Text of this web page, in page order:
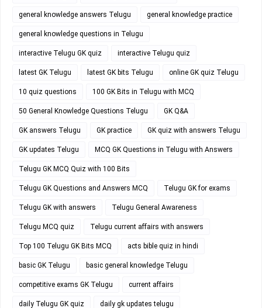
general knowledge answers Telugu general knowledge practice
general knowledge questions in Telugu
interactive Telugu GK quiz interactive Telugu quiz
latest GK Telugu latest GK bits Telugu online GK quiz Telugu
10 quiz questions 100 GK Bits in Telugu with MCQ
50 General Knowledge Questions Telugu GK Q&A
GK answers Telugu GK practice GK quiz with answers Telugu
GK updates Telugu MCQ GK Questions in Telugu with Answers
Telugu GK MCQ Quiz with 100 Bits
Telugu GK Questions and Answers MCQ Telugu GK for exams
Telugu GK with answers Telugu General Awareness
Telugu MCQ quiz Telugu current affairs with answers
Top 100 Telugu GK Bits MCQ acts bible quiz in hindi
basic GK Telugu basic general knowledge Telugu
competitive exams GK Telugu current affairs
daily Telugu GK quiz daily gk updates telugu